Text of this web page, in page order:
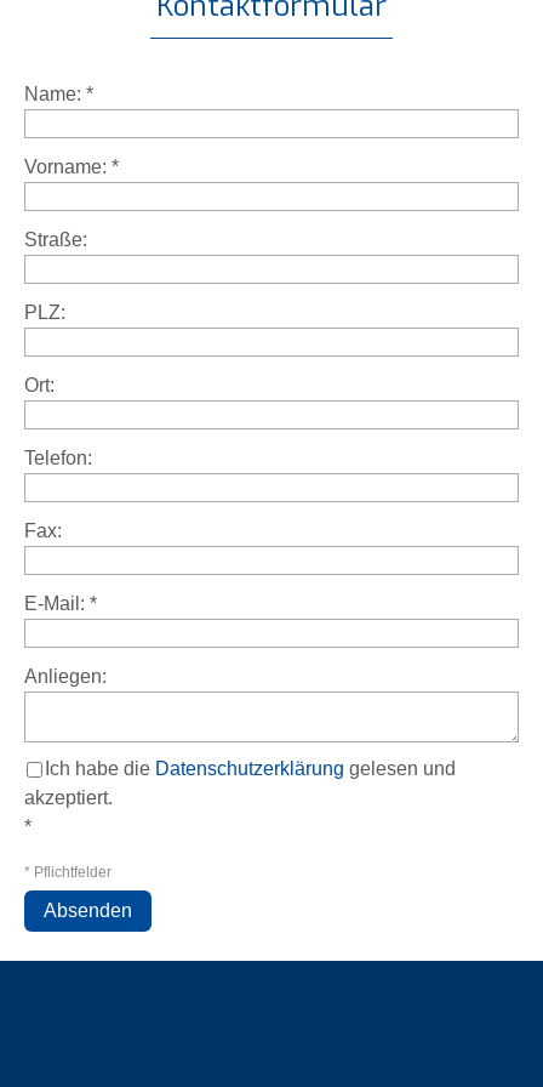
Name:*
Vorname:*
Straße:
PLZ:
Ort:
Telefon:
Fax:
E-Mail:*
Anliegen:
Ich habe die Datenschutzerklärung gelesen und
akzeptiert.
*
* Pflichtfelder
Absenden